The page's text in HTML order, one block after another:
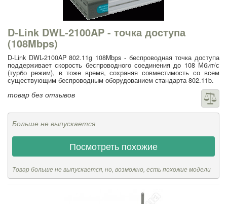
D-Link DWL-2100AP - точка доступа
(108Mbps)
D-Link DWL-2100AP 802.11g 108Mbps - беспроводная точка доступа
поддерживает скорость беспроводного соединения до 108 Мбит/с
(турбо режим), в тоже время, сохраняя совместимость со всем
существующим беспроводным оборудованием стандарта 802.11b.
товар без отзывов
Больше не выпускается
Посмотреть похожие
Товар больше не выпускается, но, возможно, есть похожие модели